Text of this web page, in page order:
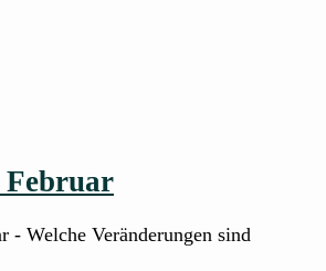
Februar
- Welche Veränderungen sind